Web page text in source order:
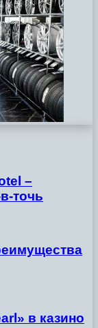
–
точь
в казино